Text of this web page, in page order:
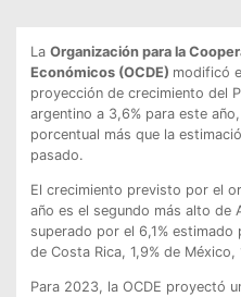
La Organización para la
Económicos (OCDE) modificó
proyección de crecimiento del
argentino a 3,6% para este
porcentual más que la
pasado.
El crecimiento previsto por el
año es el segundo más alto de
superado por el 6,1%
de Costa Rica, 1,9% de
Para 2023, la OCDE proyectó